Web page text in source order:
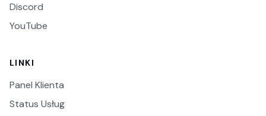
Discord
YouTube
LINKI
Panel Klienta
Status Usług